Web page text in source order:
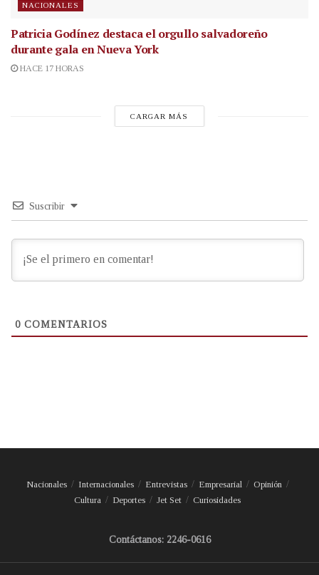
NACIONALES
Patricia Godínez destaca el orgullo salvadoreño
durante gala en Nueva York
HACE 17 HORAS
CARGAR MÁS
Suscribir
0 COMENTARIOS
Nacionales Internacionales Entrevistas Empresarial
Opinión
Cultura
Deportes Jet Set Curiosidades
Contáctanos: 2246-0616